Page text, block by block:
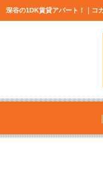
深谷の1DK賃貸アパート！｜